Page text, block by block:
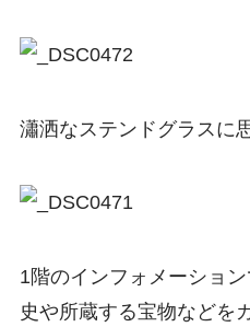
瀟洒なステンドグラスに
1階のインフォメーショ
史や所蔵する宝物などを